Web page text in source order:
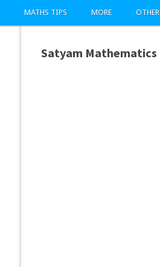
MATHS TIPS MORE OTHER
Satyam Mathematics